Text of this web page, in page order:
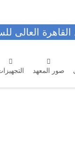
العالى
صور المعهد